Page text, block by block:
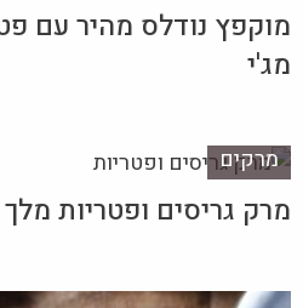
מוקפץ נודלס מהיר עם
מג'י
מרקים
מרק גריסים ופטריות